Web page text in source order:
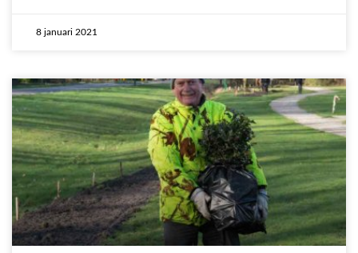
8 januari 2021